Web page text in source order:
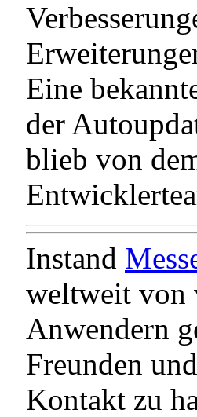
Eine
der
blieb von
Instand
weltweit von
Anwendern
Freunden
Kontakt zu